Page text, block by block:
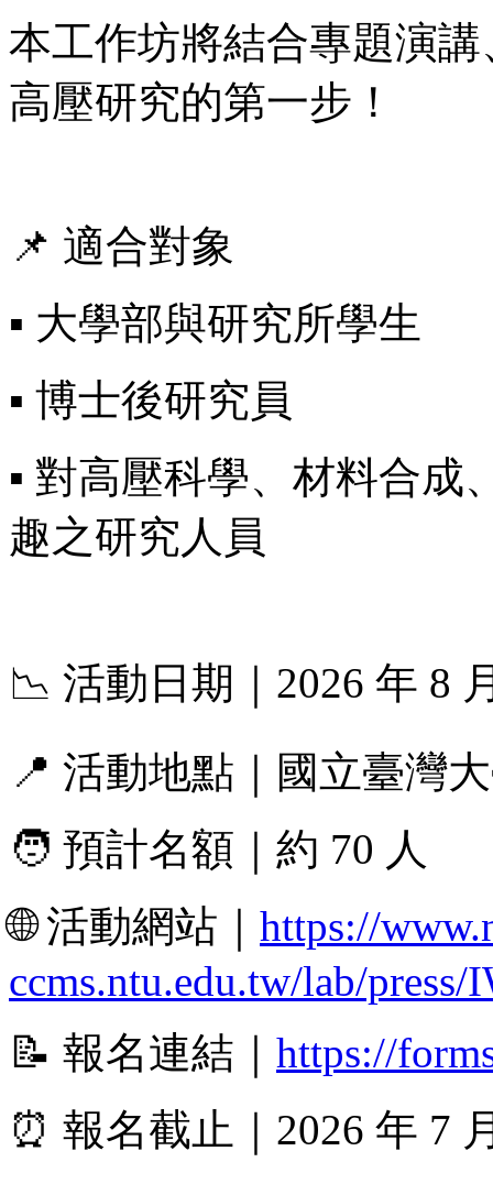
本工作坊將結合專題演
高壓研究的第一步！
📌 適合對象
▪ 大學部與研究所學生
▪ 博士後研究員
▪ 對高壓科學、材料合成
趣之研究人員
📉 活動日期｜2026 年 8
📍 活動地點｜國立臺灣
🧑 預計名額｜約 70 人
🌐 活動網站｜ https://
ccms.ntu.edu.tw/lab/press/
📝 報名連結｜ https://
⏰ 報名截止｜2026 年 7